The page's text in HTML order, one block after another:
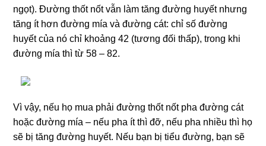
ngọt). Đường thốt nốt vẫn làm tăng đường huyết nhưng
tăng ít hơn đường mía và đường cát: chỉ số đường
huyết của nó chỉ khoảng 42 (tương đối thấp), trong khi
đường mía thì từ 58 – 82.
Vì vậy, nếu họ mua phải đường thốt nốt pha đường cát
hoặc đường mía – nếu pha ít thì đỡ, nếu pha nhiều thì họ
sẽ bị tăng đường huyết. Nếu bạn bị tiểu đường, bạn sẽ